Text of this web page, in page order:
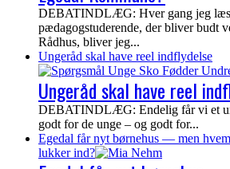
DEBATINDLÆG: Hver gang jeg
pædagogstuderende, der bliver budt
Rådhus, bliver jeg...
Ungeråd skal have reel indflydelse
Ungeråd skal have reel
DEBATINDLÆG: Endelig får vi et
godt for de unge – og godt for...
Egedal får nyt børnehus — men
lukker ind?